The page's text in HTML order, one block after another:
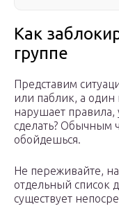
Как
группе
Представим
или паблик, а один
нарушает
сделать? Обычным
обойдешься.
Не переживайте, на
отдельный список
существует